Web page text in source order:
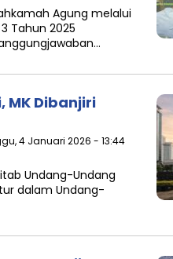
Agung melalui
Tahun 2025
MK Dibanjiri
4 Januari 2026 - 13:44
Undang-Undang
dalam Undang-